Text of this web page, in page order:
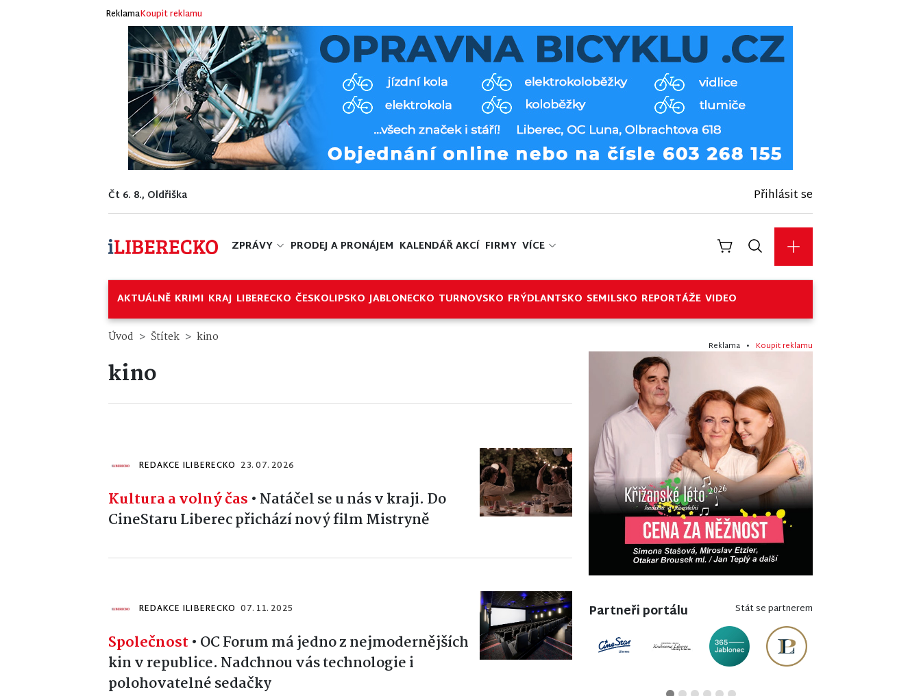
ReklamaKoupit reklamu
Čt 6. 8., Oldřiška Přihlásit se
ZPRÁVY PRODEJ A PRONÁJEM KALENDÁŘ AKCÍ FIRMY VÍCE
AKTUÁLNĚ KRIMI KRAJ LIBERECKO ČESKOLIPSKO JABLONECKO TURNOVSKO FRÝDLANTSKO SEMILSKO REPORTÁŽE VIDEO
Úvod Štítek kino
kino
REDAKCE ILIBERECKO 23. 07. 2026
Kultura a volný čas • Natáčel se u nás v kraji. Do
CineStaru Liberec přichází nový film Mistryně
REDAKCE ILIBERECKO 07. 11. 2025
Společnost • OC Forum má jedno z nejmodernějších
kin v republice. Nadchnou vás technologie i
polohovatelné sedačky
Reklama • Koupit reklamu
Partneři portálu Stát se partnerem